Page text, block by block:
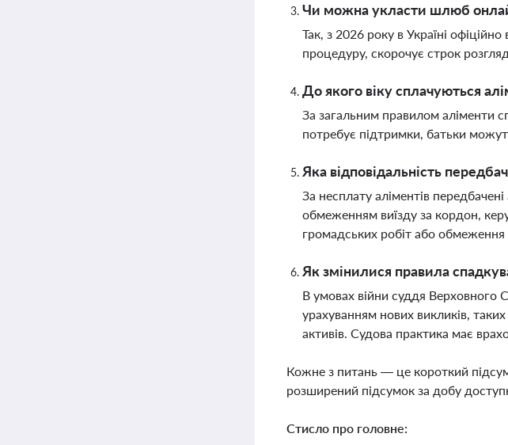
Чи можна укласти шлюб
Так, з 2026 року в Україні
процедуру, скорочує строк
До якого віку сплачуються
За загальним правилом аліменти
потребує підтримки, батьки
Яка відповідальність
За несплату аліментів
обмеженням виїзду за кордон,
громадських робіт або обмеження
Як змінилися правила
В умовах війни суддя Верховного
урахуванням нових викликів,
активів. Судова практика має
Кожне з питань — це короткий
розширений підсумок за добу
Стисло про головне: